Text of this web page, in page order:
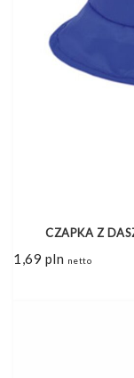
CZAPKA Z
1,69 pln netto